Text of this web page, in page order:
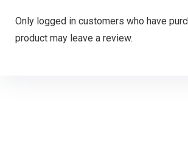
Only logged in customers who have
product may leave a review.